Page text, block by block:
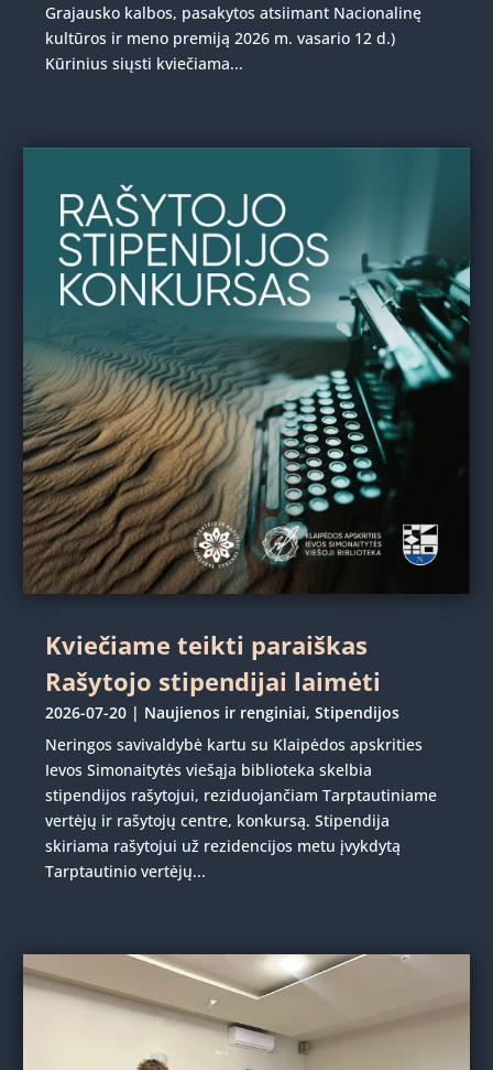
Grajausko kalbos, pasakytos atsiimant Nacionalinę
kultūros ir meno premiją 2026 m. vasario 12 d.)
Kūrinius siųsti kviečiama...
Kviečiame teikti paraiškas
Rašytojo stipendijai laimėti
2026-07-20 | Naujienos ir renginiai,Stipendijos
Neringos savivaldybė kartu su Klaipėdos apskrities
Ievos Simonaitytės viešąja biblioteka skelbia
stipendijos rašytojui, reziduojančiam Tarptautiniame
vertėjų ir rašytojų centre, konkursą. Stipendija
skiriama rašytojui už rezidencijos metu įvykdytą
Tarptautinio vertėjų...